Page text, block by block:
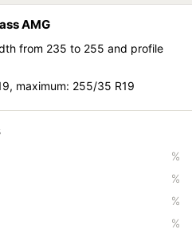
AMG
from 235 to 255 and profile
maximum: 255/35 R19
%
%
%
%